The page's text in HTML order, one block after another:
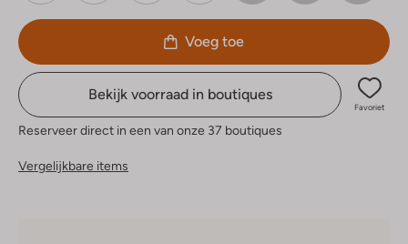
Voeg toe
Bekijk voorraad in boutiques
Favoriet
Reserveer direct in een van onze 37 boutiques
Vergelijkbare items